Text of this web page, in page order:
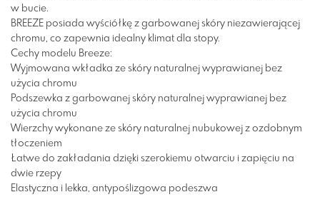
w bucie.
BREEZE posiada wyściółkę z garbowanej skóry niezawierającej
chromu, co zapewnia idealny klimat dla stopy.
Cechy modelu Breeze:
Wyjmowana wkładka ze skóry naturalnej wyprawianej bez
użycia chromu
Podszewka z garbowanej skóry naturalnej wyprawianej bez
użycia chromu
Wierzchy wykonane ze skóry naturalnej nubukowej z ozdobnym
tłoczeniem
Łatwe do zakładania dzięki szerokiemu otwarciu i zapięciu na
dwie rzepy
Elastyczna i lekka, antypoślizgowa podeszwa